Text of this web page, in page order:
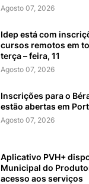
Agosto 07, 2026
Idep está com
cursos remotos em
terça – feira, 11
Agosto 07, 2026
Inscrições para o
estão abertas em
Agosto 07, 2026
Aplicativo PVH+
Municipal do
acesso aos serviços